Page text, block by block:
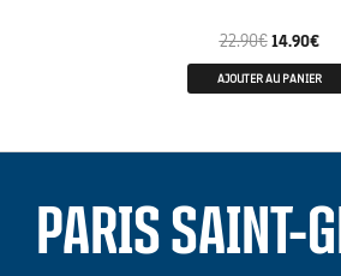
22.90€ 14.90€
AJOUTER AU PANIER
PARIS SAINT-